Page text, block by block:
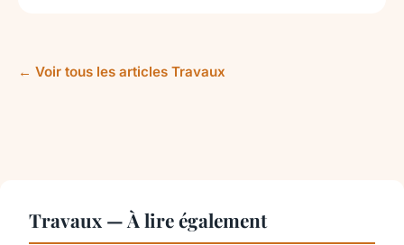
← Voir tous les articles Travaux
Travaux — À lire également